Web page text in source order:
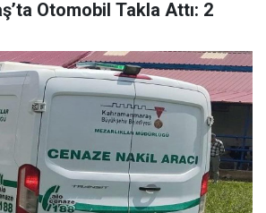
Otomobil Takla Attı: 2